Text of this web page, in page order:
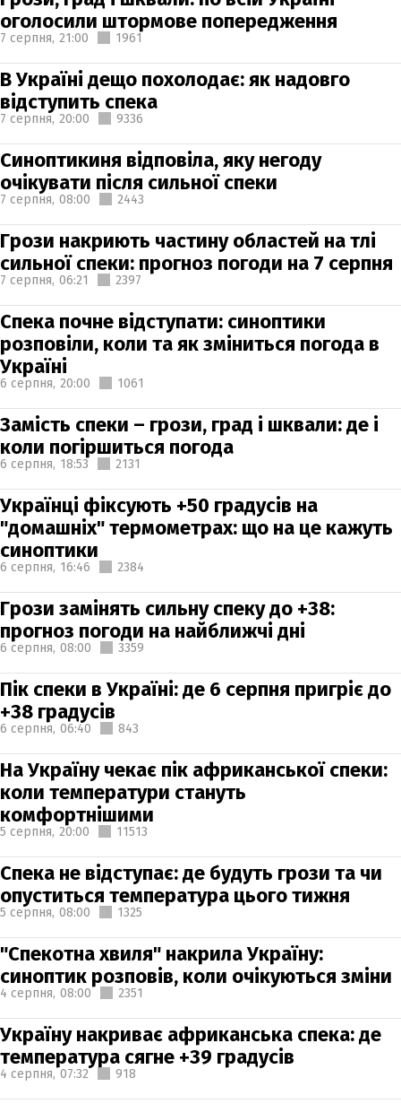
оголосили штормове попередження
7 серпня, 21:00 1961
В Україні дещо похолодає: як надовго
відступить спека
7 серпня, 20:00 9336
Синоптикиня відповіла, яку негоду
очікувати після сильної спеки
7 серпня, 08:00 2443
Грози накриють частину областей на тлі
сильної спеки: прогноз погоди на 7 серпня
7 серпня, 06:21 2397
Спека почне відступати: синоптики
розповіли, коли та як зміниться погода в
Україні
6 серпня, 20:00 1061
Замість спеки – грози, град і шквали: де і
коли погіршиться погода
6 серпня, 18:53 2131
Українці фіксують +50 градусів на
"домашніх" термометрах: що на це кажуть
синоптики
6 серпня, 16:46 2384
Грози замінять сильну спеку до +38:
прогноз погоди на найближчі дні
6 серпня, 08:00 3359
Пік спеки в Україні: де 6 серпня пригріє до
+38 градусів
6 серпня, 06:40 843
На Україну чекає пік африканської спеки:
коли температури стануть
комфортнішими
5 серпня, 20:00 11513
Спека не відступає: де будуть грози та чи
опуститься температура цього тижня
5 серпня, 08:00 1325
"Спекотна хвиля" накрила Україну:
синоптик розповів, коли очікуються зміни
4 серпня, 08:00 2351
Україну накриває африканська спека: де
температура сягне +39 градусів
4 серпня, 07:32 918